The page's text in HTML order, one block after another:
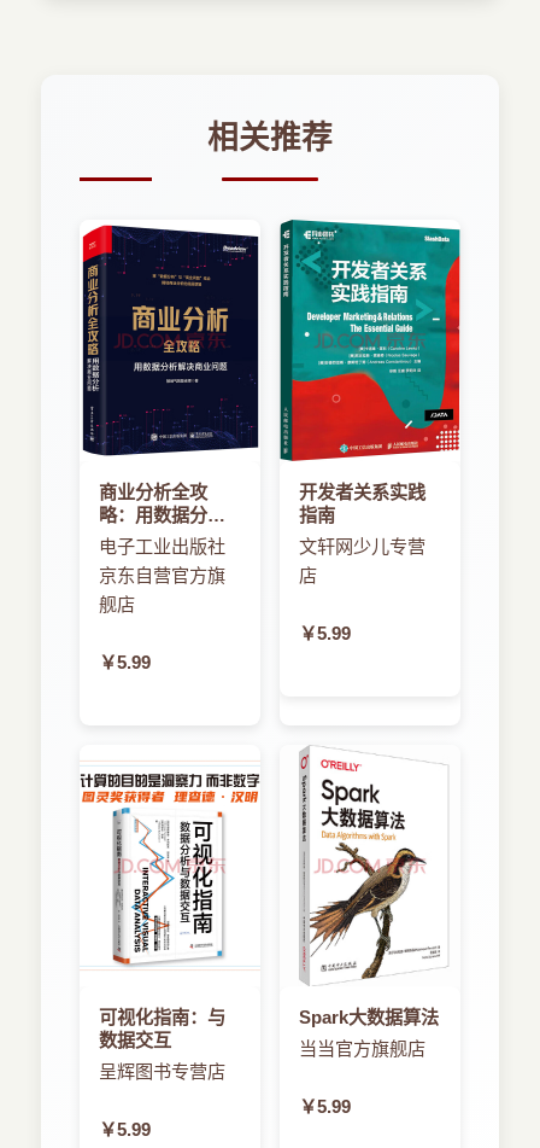
相关推荐
商业分析全攻
略：用数据分析
解决商业问题
电子工业出版社
京东自营官方旗
舰店
￥5.99
开发者关系实践
指南
文轩网少儿专营
店
￥5.99
可视化指南：与
数据交互
呈辉图书专营店
￥5.99
Spark大数据算法
当当官方旗舰店
￥5.99